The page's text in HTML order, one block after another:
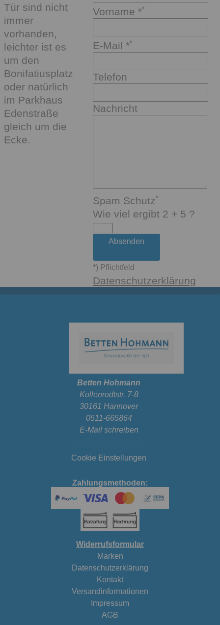
Tür sind nicht
immer
vorhanden,
leichter ist es
um den
Bonifatiusplatz
oder natürlich
im Parkhaus
Edenstraße
gleich um die
Ecke.
Vorname *
E-Mail *
Telefon
Nachricht
Spam Schutz
Wie viel ergibt 2 + 5 ?
Absenden
*) Pflichtfeld
Datenschutzerklärung
Betten Hohmann
Kollenrodtstr. 7-8
30161 Hannover
0511-665864
E-Mail schreiben
Cookie Einstellungen
Zahlungsmethoden:
Widerrufsformular
Marken
Datenschutzerklärung
Kontakt
Versandinformationen
Impressum
AGB